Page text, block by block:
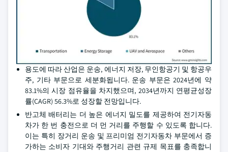
용도에 따라 산업은 운송, 에너지 저장, 무인항공기 및 항공우
주, 기타 부문으로 세분화됩니다. 운송 부문은 2024년에 약
83.1%의 시장 점유율을 차지했으며, 2034년까지 연평균성장
률(CAGR) 56.3%로 성장할 전망입니다.
반고체 배터리는 더 높은 에너지 밀도를 제공하여 전기자동
차가 한 번 충전으로 더 먼 거리를 주행할 수 있도록 합니다.
이는 특히 장거리 운송 및 프리미엄 전기자동차 부문에서 증
가하는 소비자 기대와 주행거리 관련 규제 목표를 충족합니